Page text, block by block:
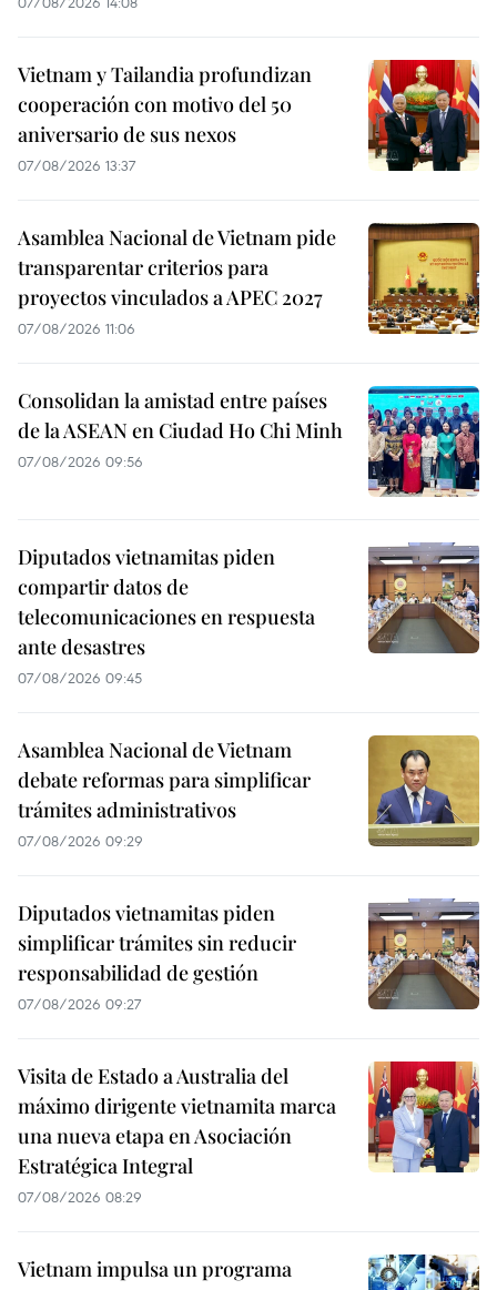
Vietnam y Tailandia profundizan
cooperación con motivo del 50
aniversario de sus nexos
07/08/2026 13:37
Asamblea Nacional de Vietnam pide
transparentar criterios para
proyectos vinculados a APEC 2027
07/08/2026 11:06
Consolidan la amistad entre países
de la ASEAN en Ciudad Ho Chi Minh
07/08/2026 09:56
Diputados vietnamitas piden
compartir datos de
telecomunicaciones en respuesta
ante desastres
07/08/2026 09:45
Asamblea Nacional de Vietnam
debate reformas para simplificar
trámites administrativos
07/08/2026 09:29
Diputados vietnamitas piden
simplificar trámites sin reducir
responsabilidad de gestión
07/08/2026 09:27
Visita de Estado a Australia del
máximo dirigente vietnamita marca
una nueva etapa en Asociación
Estratégica Integral
07/08/2026 08:29
Vietnam impulsa un programa